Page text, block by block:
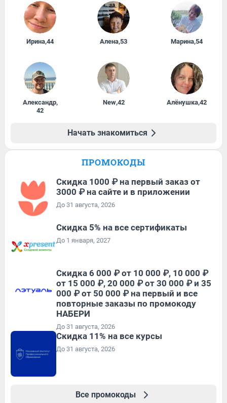
Ирина,44 Алена,53 Марина,54
Александр,
42
New,42 Алёнушка,42
Начать знакомиться
ПРОМОКОДЫ
Скидка 1000 ₽ на первый заказ от
3000 ₽ на сайте и в приложении
До 31 августа, 2026
Скидка 5% на все сертификаты
До 1 января, 2027
Скидка 6 000 ₽ от 10 000 ₽, 10 000 ₽
от 15 000 ₽, 20 000 ₽ от 30 000 ₽ и 35
000 ₽ от 50 000 ₽ на первый и все
повторные заказы по промокоду
НАБЕРИ
До 31 августа, 2026
Скидка 11% на все курсы
До 31 августа, 2026
Все промокоды